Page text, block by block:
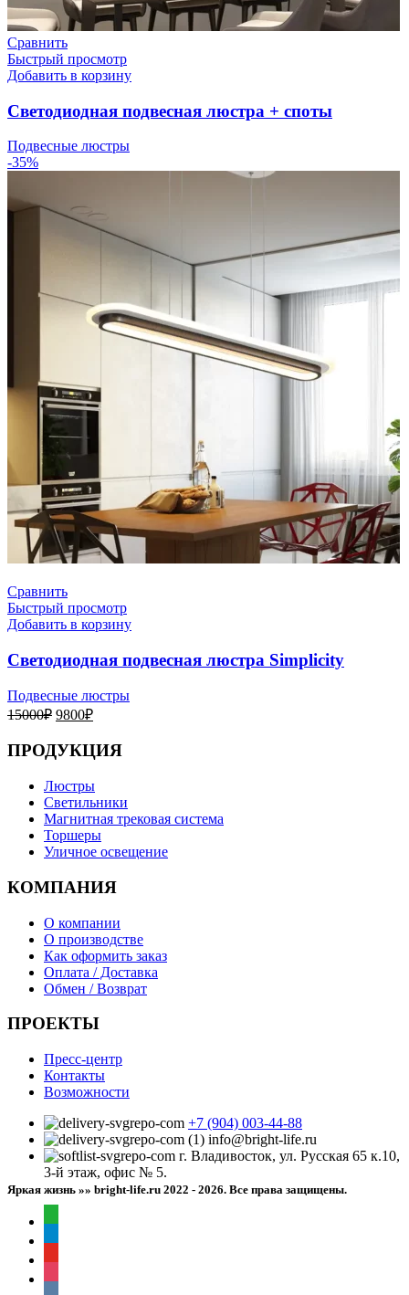
Сравнить
Быстрый просмотр
Добавить в корзину
Светодиодная подвесная люстра + споты
Подвесные люстры
-35%
Сравнить
Быстрый просмотр
Добавить в корзину
Светодиодная подвесная люстра Simplicity
Подвесные люстры
15000₽ Первоначальная
составляла
15000₽.
9800₽Текущая
9800₽.
ПРОДУКЦИЯ
Люстры
Светильники
Магнитная трековая система
Торшеры
Уличное освещение
КОМПАНИЯ
О компании
О производстве
Как оформить заказ
Оплата / Доставка
Обмен / Возврат
ПРОЕКТЫ
Пресс-центр
Контакты
Возможности
+7 (904) 003-44-88
info@bright-life.ru
г. Владивосток, ул. Русская 65 к.10,
3-й этаж, офис № 5.
Яркая жизнь »» bright-life.ru 2022 - 2026. Все права защищены.